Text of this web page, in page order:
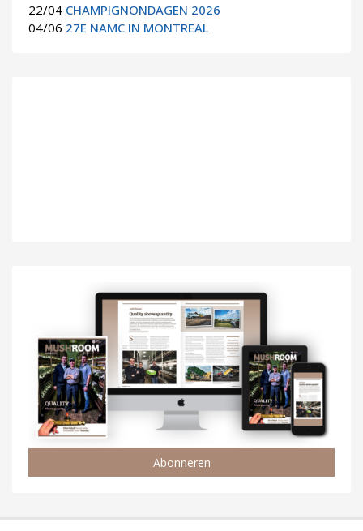
22/04 CHAMPIGNONDAGEN 2026
04/06 27E NAMC IN MONTREAL
Abonneren